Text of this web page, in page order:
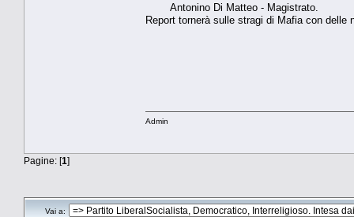
Antonino Di Matteo - Magistrato.
Report tornerà sulle stragi di Mafia con
Admin
Pagine: [1]
Vai a: